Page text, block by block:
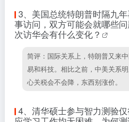
3、 美国总统特朗普时隔九
事访问，双方可能会就哪些
次访华会有什么变化？
简评：国际关系上，特朗普又来
易和科技。相比之前，中美关系
心关税会不会降，东西别涨价。
4、 清华硕士参与智力测验